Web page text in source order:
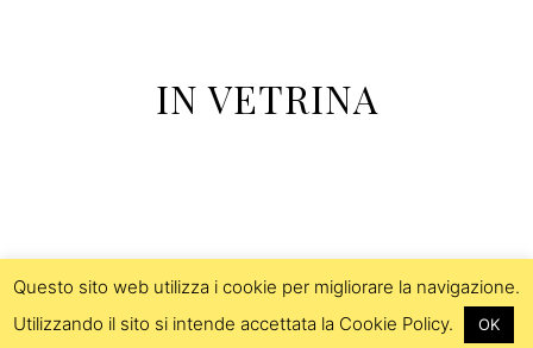
IN VETRINA
Questo sito web utilizza i cookie per migliorare la navigazione.
Utilizzando il sito si intende accettata la Cookie Policy.
OK